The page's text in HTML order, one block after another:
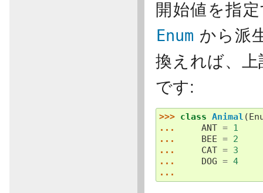
開始値を指
Enum から派
換えれば、
です:
>>> class Animal (
...
ANT = 1
...
BEE = 2
...
CAT = 3
...
DOG = 4
...